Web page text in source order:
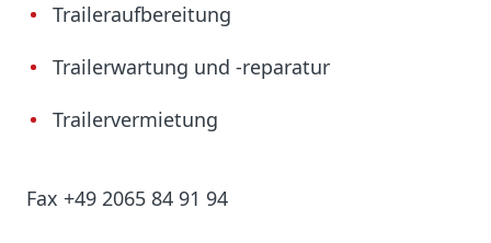
Traileraufbereitung
Trailerwartung und -reparatur
Trailervermietung
Fax +49 2065 84 91 94